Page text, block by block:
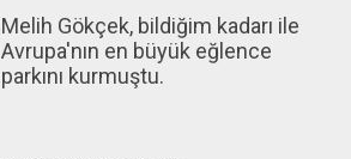
Melih Gökçek, bildiğim kadarı ile
Avrupa'nın en büyük eğlence
parkını kurmuştu.